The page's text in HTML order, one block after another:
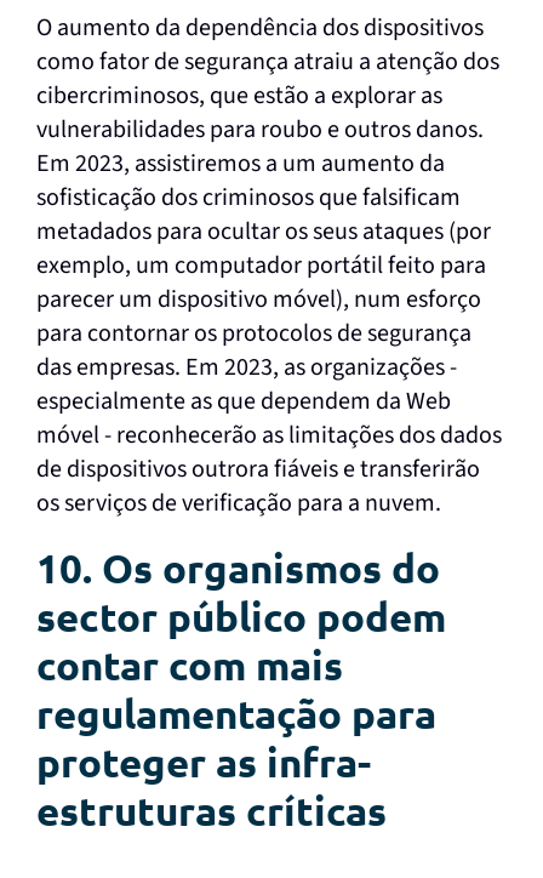
O aumento da dependência dos dispositivos
como fator de segurança atraiu a atenção dos
cibercriminosos, que estão a explorar as
vulnerabilidades para roubo e outros danos.
Em 2023, assistiremos a um aumento da
sofisticação dos criminosos que falsificam
metadados para ocultar os seus ataques (por
exemplo, um computador portátil feito para
parecer um dispositivo móvel), num esforço
para contornar os protocolos de segurança
das empresas. Em 2023, as organizações -
especialmente as que dependem da Web
móvel - reconhecerão as limitações dos dados
de dispositivos outrora fiáveis e transferirão
os serviços de verificação para a nuvem.
10. Os organismos do
sector público podem
contar com mais
regulamentação para
proteger as infra-
estruturas críticas